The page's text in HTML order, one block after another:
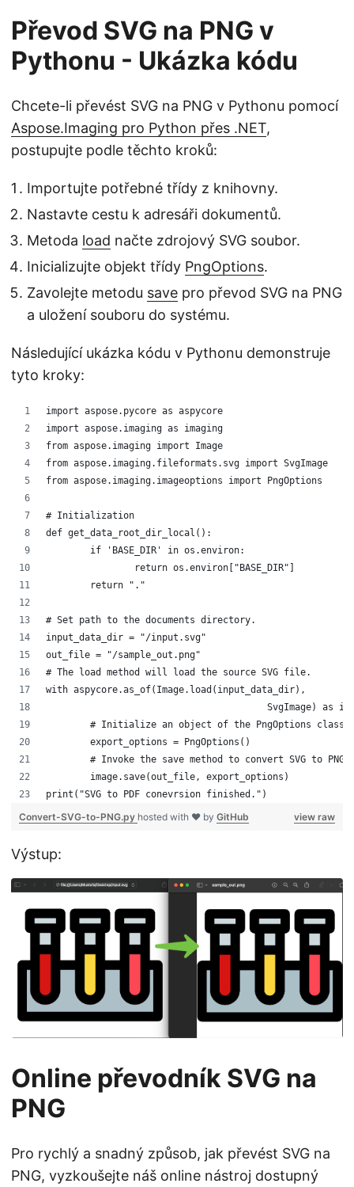
Převod SVG na PNG v
Pythonu - Ukázka kódu
Chcete-li převést SVG na PNG v Pythonu pomocí
Aspose.Imaging pro Python přes .NET,
postupujte podle těchto kroků:
Importujte potřebné třídy z knihovny.
Nastavte cestu k adresáři dokumentů.
Metoda load načte zdrojový SVG soubor.
Inicializujte objekt třídy PngOptions.
Zavolejte metodu save pro převod SVG na PNG
a uložení souboru do systému.
Následující ukázka kódu v Pythonu demonstruje
tyto kroky:
import aspose.pycore as aspycore
import aspose.imaging as imaging
from aspose.imaging import Image
from aspose.imaging.fileformats.svg import SvgImage
from aspose.imaging.imageoptions import PngOptions
# Initialization
def get_data_root_dir_local():
	if 'BASE_DIR' in os.environ:
		return os.environ["BASE_DIR"]
	return "."
# Set path to the documents directory.
input_data_dir = "/input.svg"
out_file = "/sample_out.png"
# The load method will load the source SVG file.
with aspycore.as_of(Image.load(input_data_dir),
SvgImage) as
# Initialize an object of the PngOptions
	export_options = PngOptions()
# Invoke the save method to convert SVG to
	image.save(out_file, export_options)
print("SVG to PDF conevrsion finished.")
view raw
Convert-SVG-to-PNG.py hosted with ❤ by GitHub
Výstup:
Online převodník SVG na
PNG
Pro rychlý a snadný způsob, jak převést SVG na
PNG, vyzkoušejte náš online nástroj dostupný